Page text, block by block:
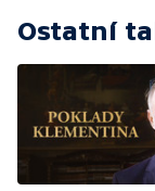
Ostatní